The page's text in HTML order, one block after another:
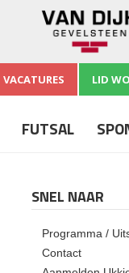
VACATURES LID
FUTSAL
SNEL NAAR
Programma /
Contact